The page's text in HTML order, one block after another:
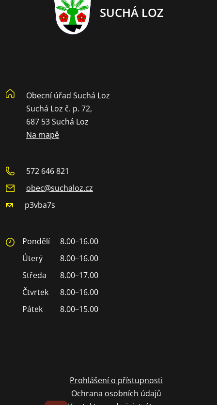
SUCHÁ LOZ
Obecní úřad Suchá Loz
Suchá Loz č. p. 72,
687 53 Suchá Loz
Na mapě
572 646 821
obec@suchaloz.cz
p3vba7s
Pondělí
8.00–16.00
Úterý
8.00–16.00
Středa
8.00–17.00
Čtvrtek
8.00–16.00
Pátek
8.00–15.00
Prohlášení o přístupnosti
Ochrana osobních údajů